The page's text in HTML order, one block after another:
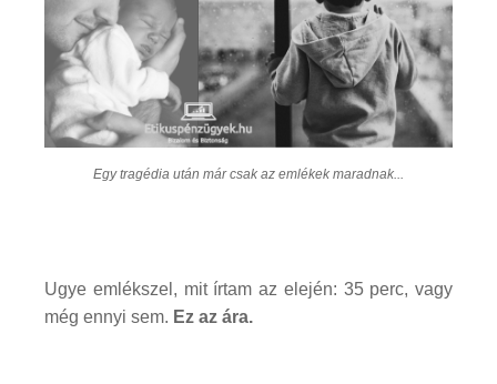
Egy tragédia után már csak az emlékek maradnak...
Ugye emlékszel, mit írtam az elején: 35 perc, vagy
még ennyi sem. Ez az ára.